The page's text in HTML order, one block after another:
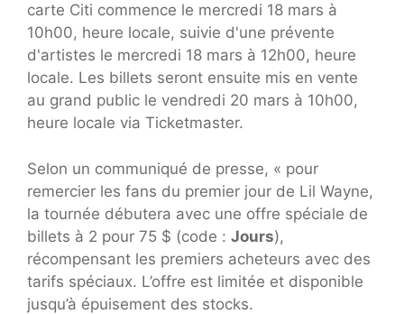
carte Citi commence le mercredi 18 mars à
10h00, heure locale, suivie d'une prévente
d'artistes le mercredi 18 mars à 12h00, heure
locale. Les billets seront ensuite mis en vente
au grand public le vendredi 20 mars à 10h00,
heure locale via Ticketmaster.
Selon un communiqué de presse, « pour
remercier les fans du premier jour de Lil Wayne,
la tournée débutera avec une offre spéciale de
billets à 2 pour 75 $ (code : Jours),
récompensant les premiers acheteurs avec des
tarifs spéciaux. L’offre est limitée et disponible
jusqu’à épuisement des stocks.